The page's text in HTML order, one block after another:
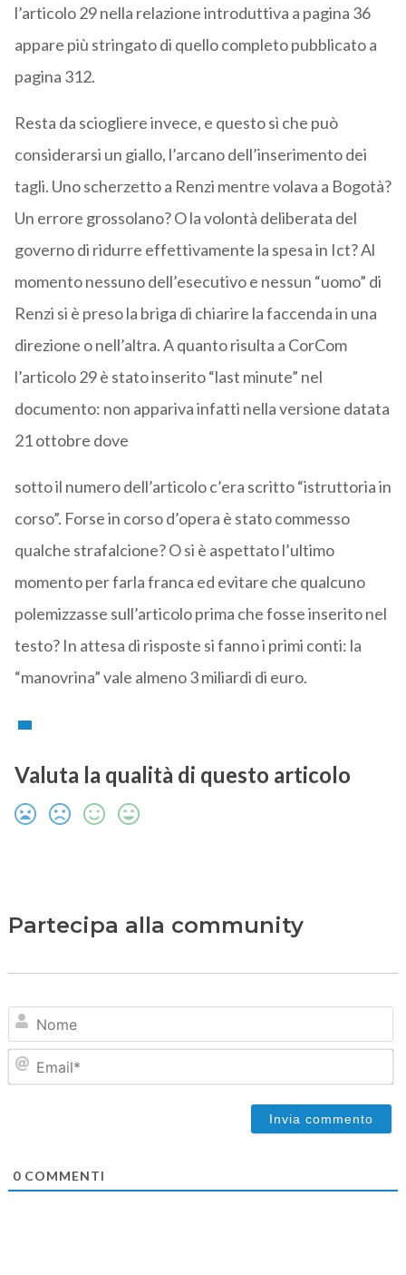
l’articolo 29 nella relazione introduttiva a pagina 36
appare più stringato di quello completo pubblicato a
pagina 312.
Resta da sciogliere invece, e questo sì che può
considerarsi un giallo, l’arcano dell’inserimento dei
tagli. Uno scherzetto a Renzi mentre volava a Bogotà?
Un errore grossolano? O la volontà deliberata del
governo di ridurre effettivamente la spesa in Ict? Al
momento nessuno dell’esecutivo e nessun “uomo” di
Renzi si è preso la briga di chiarire la faccenda in una
direzione o nell’altra. A quanto risulta a CorCom
l’articolo 29 è stato inserito “last minute” nel
documento: non appariva infatti nella versione datata
21 ottobre dove
sotto il numero dell’articolo c’era scritto “istruttoria in
corso”. Forse in corso d’opera è stato commesso
qualche strafalcione? O si è aspettato l’ultimo
momento per farla franca ed evitare che qualcuno
polemizzasse sull’articolo prima che fosse inserito nel
testo? In attesa di risposte si fanno i primi conti: la
“manovrina” vale almeno 3 miliardi di euro.
Valuta la qualità di questo articolo
Partecipa alla community
0COMMENTI